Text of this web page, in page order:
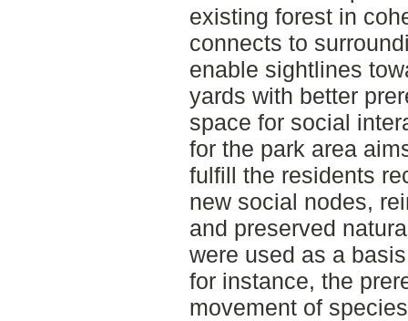
existing forest in
connects to
enable sightlines
yards with better
space for social
for the park area
fulfill the residents
new social nodes,
and preserved
were used as a
for instance, the
movement of